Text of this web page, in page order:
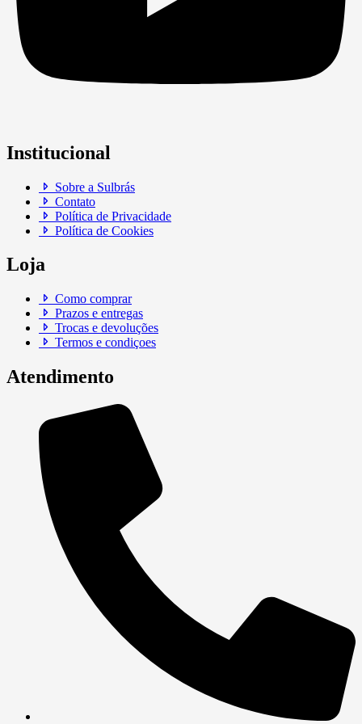
Institucional
Sobre a Sulbrás
Contato
Política de Privacidade
Política de Cookies
Loja
Como comprar
Prazos e entregas
Trocas e devoluções
Termos e condiçoes
Atendimento